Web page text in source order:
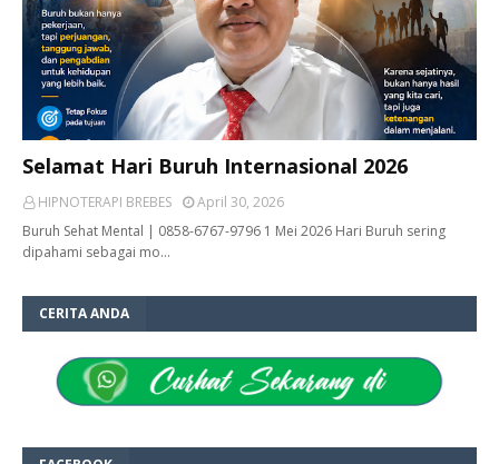
Selamat Hari Buruh Internasional 2026
HIPNOTERAPI BREBES
April 30, 2026
Buruh Sehat Mental | 0858-6767-9796 1 Mei 2026 Hari Buruh sering
dipahami sebagai mo…
CERITA ANDA